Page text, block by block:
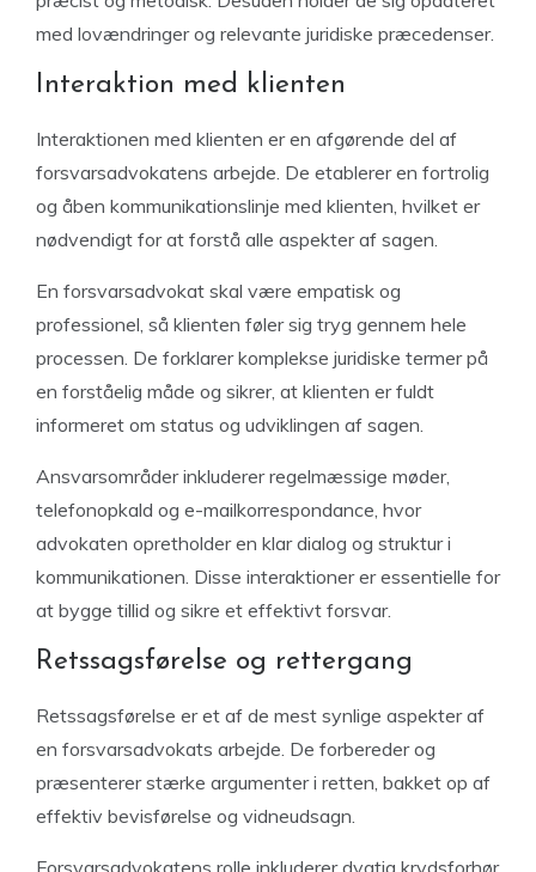
med lovændringer og relevante juridiske præcedenser.
Interaktion med klienten
Interaktionen med klienten er en afgørende del af
forsvarsadvokatens arbejde. De etablerer en fortrolig
og åben kommunikationslinje med klienten, hvilket er
nødvendigt for at forstå alle aspekter af sagen.
En forsvarsadvokat skal være empatisk og
professionel, så klienten føler sig tryg gennem hele
processen. De forklarer komplekse juridiske termer på
en forståelig måde og sikrer, at klienten er fuldt
informeret om status og udviklingen af sagen.
Ansvarsområder inkluderer regelmæssige møder,
telefonopkald og e-mailkorrespondance, hvor
advokaten opretholder en klar dialog og struktur i
kommunikationen. Disse interaktioner er essentielle for
at bygge tillid og sikre et effektivt forsvar.
Retssagsførelse og rettergang
Retssagsførelse er et af de mest synlige aspekter af
en forsvarsadvokats arbejde. De forbereder og
præsenterer stærke argumenter i retten, bakket op af
effektiv bevisførelse og vidneudsagn.
Forsvarsadvokatens rolle inkluderer dygtig krydsforhør